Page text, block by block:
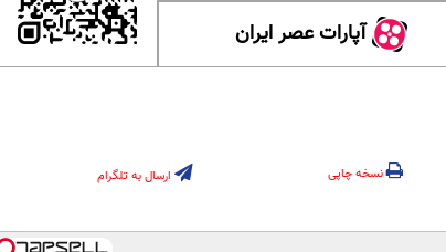
آپارات عصر ایران
نسخه چاپی ارسال به تلگرام